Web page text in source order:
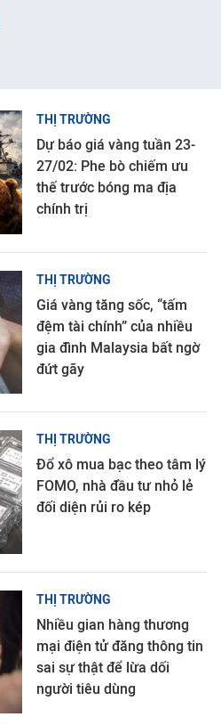
THỊ TRƯỜNG
Dự báo giá vàng tuần 23-
27/02: Phe bò chiếm ưu
thế trước bóng ma địa
chính trị
THỊ TRƯỜNG
Giá vàng tăng sốc, “tấm
đệm tài chính” của nhiều
gia đình Malaysia bất ngờ
đứt gãy
THỊ TRƯỜNG
Đổ xô mua bạc theo tâm lý
FOMO, nhà đầu tư nhỏ lẻ
đối diện rủi ro kép
THỊ TRƯỜNG
Nhiều gian hàng thương
mại điện tử đăng thông tin
sai sự thật để lừa dối
người tiêu dùng